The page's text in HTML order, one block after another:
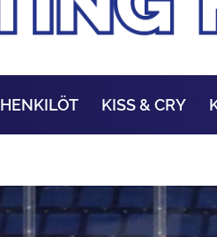
HENKILÖT KISS & CRY